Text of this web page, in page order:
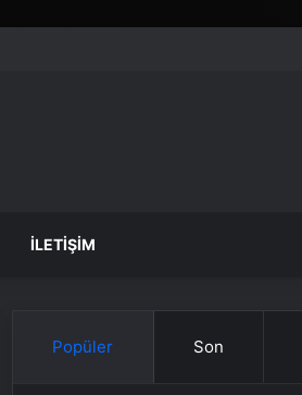
İLETIŞIM
Popüler Son